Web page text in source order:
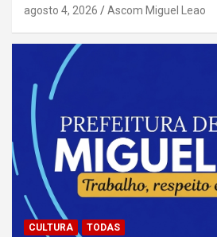
agosto 4, 2026 Ascom Miguel Leao
CULTURA TODAS